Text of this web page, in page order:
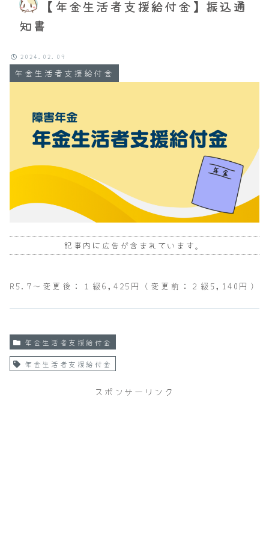
【年金生活者支援給付金】振込通
知書
年金生活者支援給付金
2024.02.09
記事内に広告が含まれています。
R5.7～変更後：１級6,425円（変更前：２級5,140円）
年金生活者支援給付金
年金生活者支援給付金
スポンサーリンク